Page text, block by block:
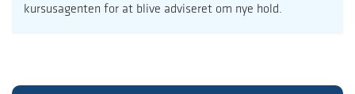
kursusagenten for at blive adviseret om nye hold.